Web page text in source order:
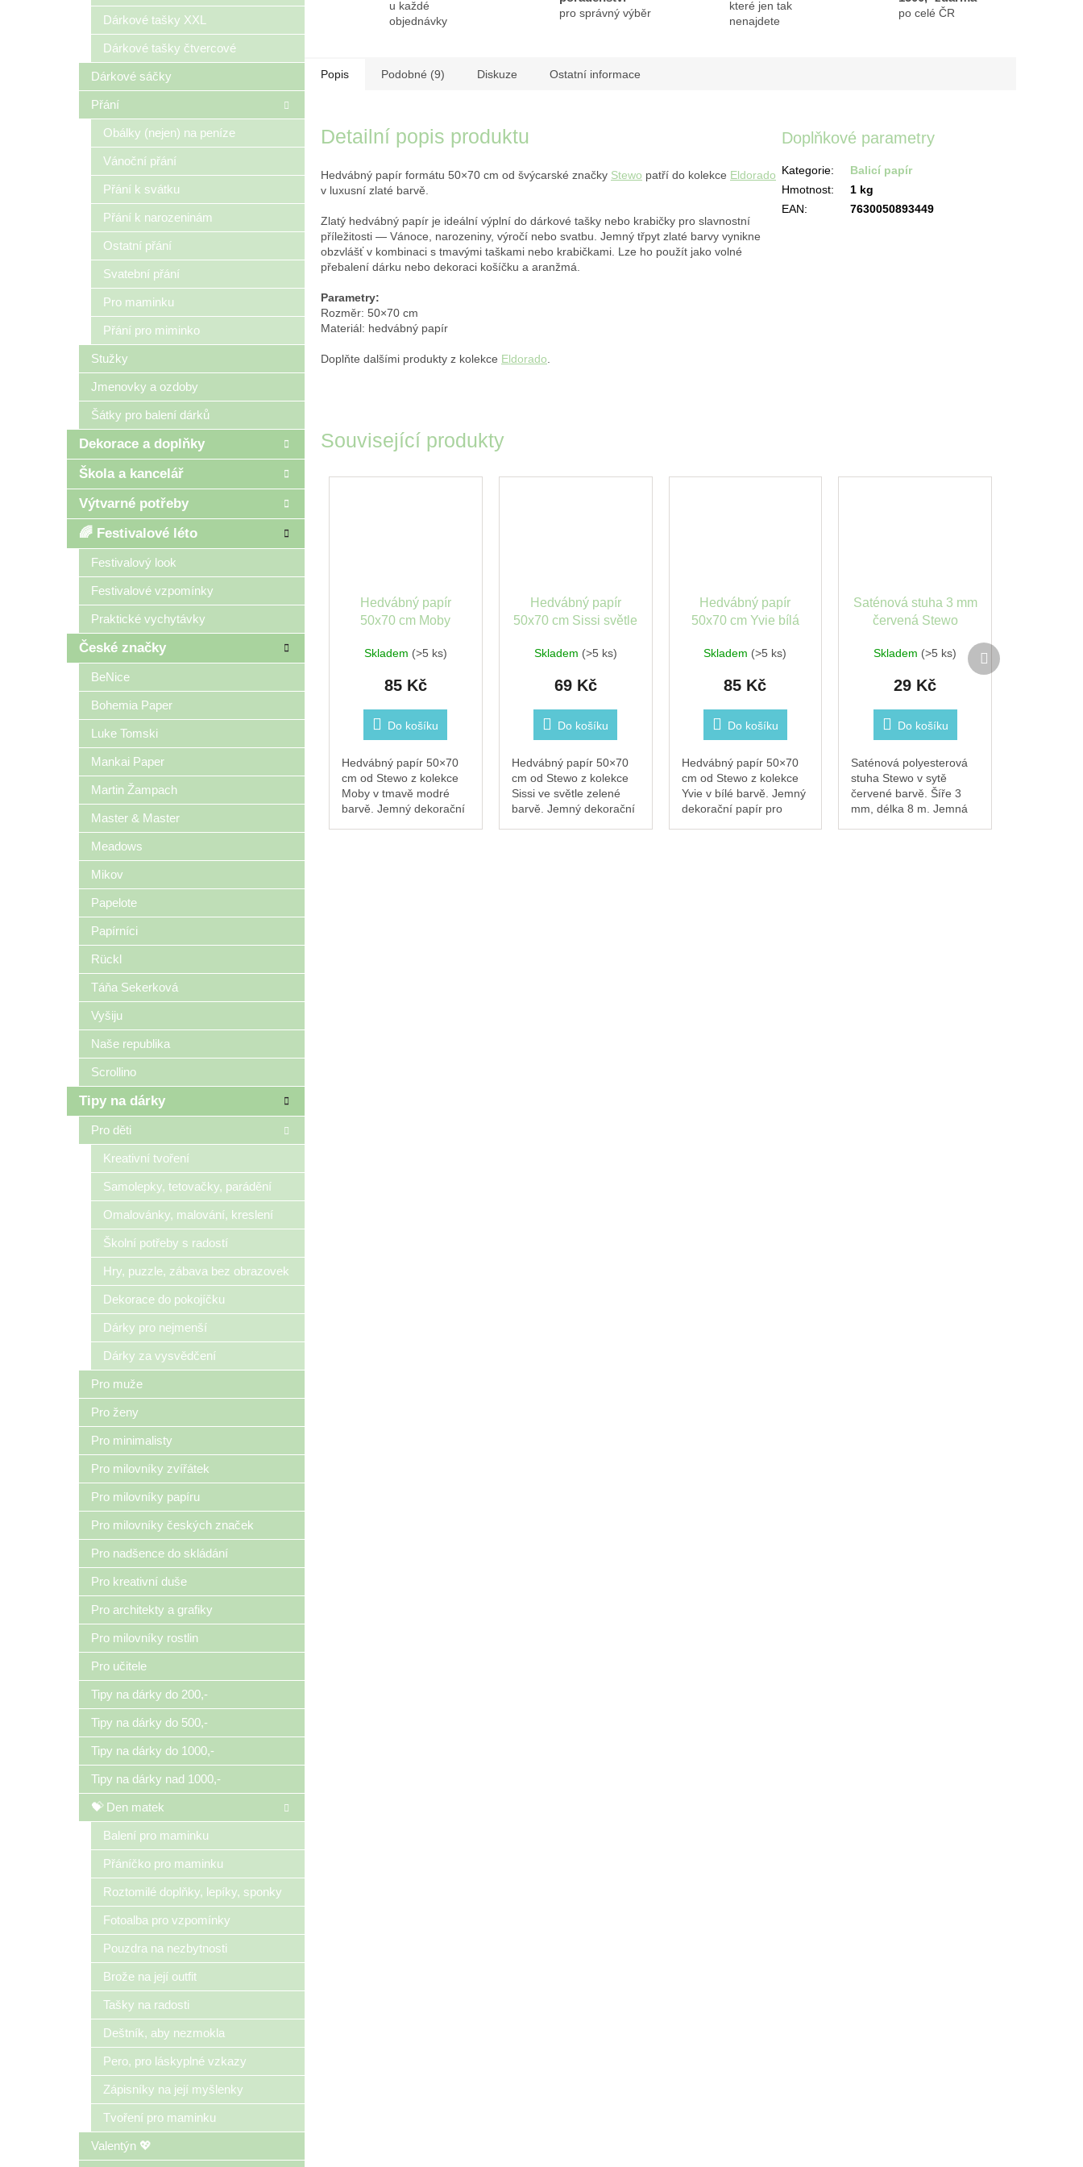
Dárkové tašky XXL
Dárkové tašky čtvercové
Dárkové sáčky
Přání
Obálky (nejen) na peníze
Vánoční přání
Přání k svátku
Přání k narozeninám
Ostatní přání
Svatební přání
Pro maminku
Přání pro miminko
Stužky
Jmenovky a ozdoby
Šátky pro balení dárků
Dekorace a doplňky
Škola a kancelář
Výtvarné potřeby
🌈 Festivalové léto
Festivalový look
Festivalové vzpomínky
Praktické vychytávky
České značky
BeNice
Bohemia Paper
Luke Tomski
Mankai Paper
Martin Žampach
Master & Master
Meadows
Mikov
Papelote
Papírníci
Rückl
Táňa Sekerková
Vyšiju
Naše republika
Scrollino
Tipy na dárky
Pro děti
Kreativní tvoření
Samolepky, tetovačky, parádění
Omalovánky, malování, kreslení
Školní potřeby s radostí
Hry, puzzle, zábava bez obrazovek
Dekorace do pokojíčku
Dárky pro nejmenší
Dárky za vysvědčení
Pro muže
Pro ženy
Pro minimalisty
Pro milovníky zvířátek
Pro milovníky papíru
Pro milovníky českých značek
Pro nadšence do skládání
Pro kreativní duše
Pro architekty a grafiky
Pro milovníky rostlin
Pro učitele
Tipy na dárky do 200,-
Tipy na dárky do 500,-
Tipy na dárky do 1000,-
Tipy na dárky nad 1000,-
💝 Den matek
Balení pro maminku
Přáníčko pro maminku
Roztomilé doplňky, lepíky, sponky
Fotoalba pro vzpomínky
Pouzdra na nezbytnosti
Brože na její outfit
Tašky na radosti
Deštník, aby nezmokla
Pero, pro láskyplné vzkazy
Zápisníky na její myšlenky
Tvoření pro maminku
Valentýn 💖
u každé
objednávky
pro správný výběr
které jen tak
nenajdete
po celé ČR
Související produkty
Hedvábný papír
50x70 cm Moby
Skladem (>5 ks)
85 Kč
Do košíku
Hedvábný papír 50×70
cm od Stewo z kolekce
Moby v tmavě modré
barvě. Jemný dekorační
Hedvábný papír
50x70 cm Sissi světle
Skladem (>5 ks)
69 Kč
Do košíku
Hedvábný papír 50×70
cm od Stewo z kolekce
Sissi ve světle zelené
barvě. Jemný dekorační
Hedvábný papír
50x70 cm Yvie bílá
Skladem (>5 ks)
85 Kč
Do košíku
Hedvábný papír 50×70
cm od Stewo z kolekce
Yvie v bílé barvě. Jemný
dekorační papír pro
Saténová stuha 3 mm
červená Stewo
Skladem (>5 ks)
29 Kč
Do košíku
Saténová polyesterová
stuha Stewo v sytě
červené barvě. Šíře 3
mm, délka 8 m. Jemná
Další
produkt
Popis Podobné (9) Diskuze Ostatní informace
Detailní popis produktu
Hedvábný papír formátu 50×70 cm od švýcarské značky Stewo patří do kolekce Eldorado
v luxusní zlaté barvě.
Zlatý hedvábný papír je ideální výplní do dárkové tašky nebo krabičky pro slavnostní
příležitosti — Vánoce, narozeniny, výročí nebo svatbu. Jemný třpyt zlaté barvy vynikne
obzvlášť v kombinaci s tmavými taškami nebo krabičkami. Lze ho použít jako volné
přebalení dárku nebo dekoraci košíčku a aranžmá.
Parametry:
Rozměr: 50×70 cm
Materiál: hedvábný papír
Doplňte dalšími produkty z kolekce Eldorado.
Doplňkové parametry
Kategorie:
Balicí papír
Hmotnost:
1 kg
EAN: 7630050893449